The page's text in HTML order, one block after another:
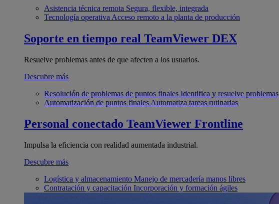
Asistencia técnica remota Segura, flexible, integrada
Tecnología operativa Acceso remoto a la planta de producción
Soporte en tiempo real TeamViewer DEX
Resuelve problemas antes de que afecten a los usuarios.
Descubre más
Resolución de problemas de puntos finales Identifica y resuelve problemas
Automatización de puntos finales Automatiza tareas rutinarias
Personal conectado TeamViewer Frontline
Impulsa la eficiencia con realidad aumentada industrial.
Descubre más
Logística y almacenamiento Manejo de mercadería manos libres
Contratación y capacitación Incorporación y formación ágiles